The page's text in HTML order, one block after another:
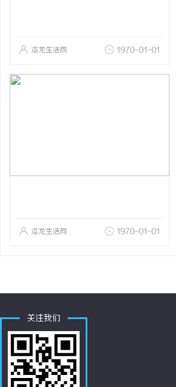
洛龙生活网 1970-01-01
洛龙生活网 1970-01-01
关注我们